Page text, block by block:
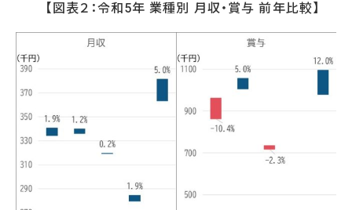
【図表２：令和5年 業種別 月収・賞与 前年比較】